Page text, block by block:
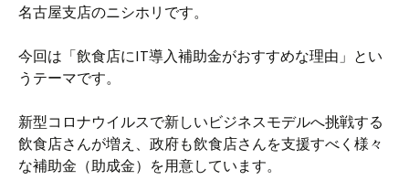
名古屋支店のニシホリです。
今回は「飲食店にIT導入補助金がおすすめな理由」とい
うテーマです。
新型コロナウイルスで新しいビジネスモデルへ挑戦する
飲食店さんが増え、政府も飲食店さんを支援すべく様々
な補助金（助成金）を用意しています。